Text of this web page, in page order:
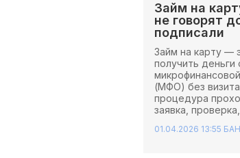
Займ на
не говорят
подписали
Займ на карту —
получить деньги
(МФО) без
процедура
заявка,
01.04.2026 13:55